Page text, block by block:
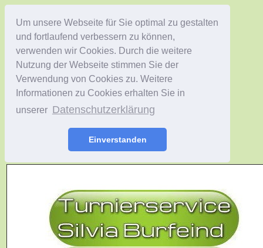
Um unsere Webseite für Sie optimal zu gestalten
und fortlaufend verbessern zu können,
verwenden wir Cookies. Durch die weitere
Nutzung der Webseite stimmen Sie der
Verwendung von Cookies zu. Weitere
Informationen zu Cookies erhalten Sie in
unserer Datenschutzerklärung
Einverstanden